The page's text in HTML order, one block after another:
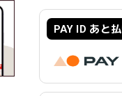
PAY ID あと